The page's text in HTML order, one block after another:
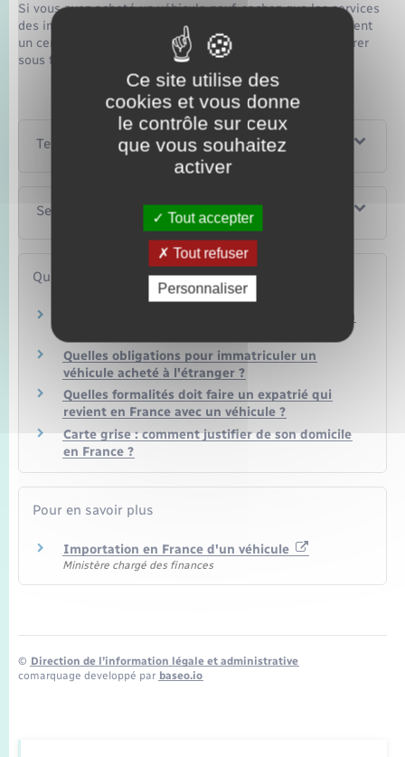
Si vous avez acheté un véhicule neuf, sachez que les services
des impôts peuvent vous demander de présenter également
un certificat de conformité. Le constructeur peut le délivrer
sous forme de document numérique.
Textes de référence
Services en ligne et formulaires
Questions ? Réponses !
Carte grise : avec quels documents prouver son
Quelles obligations pour immatriculer un
véhicule acheté à l'étranger ?
Quelles formalités doit faire un expatrié qui
revient en France avec un véhicule ?
Carte grise : comment justifier de son domicile
en France ?
Pour en savoir plus
Importation en France d'un véhicule
Ministère chargé des finances
© Direction de l’information légale et administrative
comarquage developpé par baseo.io
Ce site utilise des
cookies et vous donne
le contrôle sur ceux
que vous souhaitez
activer
Tout accepter
Tout refuser
Personnaliser